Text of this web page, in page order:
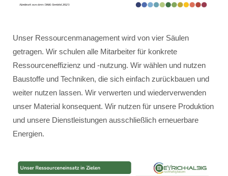
Unser Ressourcenmanagement wird von vier Säulen
getragen. Wir schulen alle Mitarbeiter für konkrete
Ressourceneffizienz und -nutzung. Wir wählen und nutzen
Baustoffe und Techniken, die sich einfach zurückbauen und
weiter nutzen lassen. Wir verwerten und wiederverwenden
unser Material konsequent. Wir nutzen für unsere Produktion
und unsere Dienstleistungen ausschließlich erneuerbare
Energien.